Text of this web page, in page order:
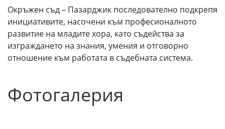
Окръжен съд – Пазарджик последователно подкрепя
инициативите, насочени към професионалното
развитие на младите хора, като съдейства за
изграждането на знания, умения и отговорно
отношение към работата в съдебната система.
Фотогалерия